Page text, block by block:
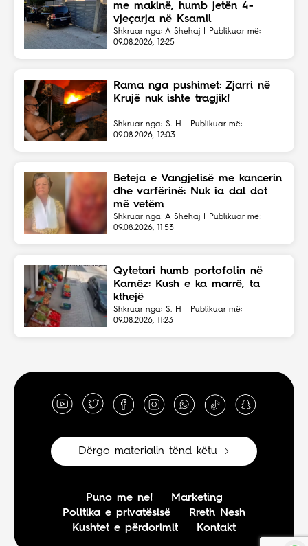
me makinë, humb jetën 4-
vjeçarja në Ksamil
Shkruar nga: A Shehaj | Publikuar më:
09.08.2026, 12:25
Rama nga pushimet: Zjarri në
Krujë nuk ishte tragjik!
Shkruar nga: S. H | Publikuar më:
09.08.2026, 12:03
Beteja e Vangjelisë me kancerin
dhe varfërinë: Nuk ia dal dot
më vetëm
Shkruar nga: A Shehaj | Publikuar më:
09.08.2026, 11:53
Qytetari humb portofolin në
Kamëz: Kush e ka marrë, ta
kthejë
Shkruar nga: S. H | Publikuar më:
09.08.2026, 11:23
Dërgo materialin tënd këtu
Puno me ne!
Marketing
Politika e privatësisë
Rreth Nesh
Kushtet e përdorimit
Kontakt